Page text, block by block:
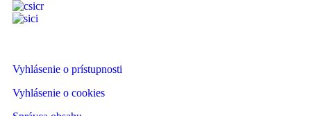
Vyhlásenie o prístupnosti
Vyhlásenie o cookies